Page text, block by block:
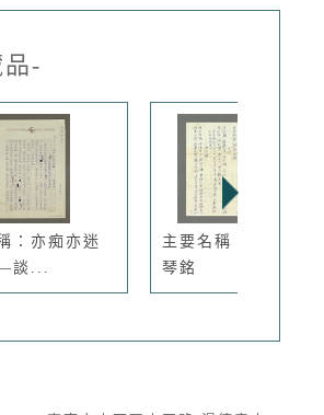
-
：亦痴亦迷
談...
主要名稱：鏡齋十二
琴銘